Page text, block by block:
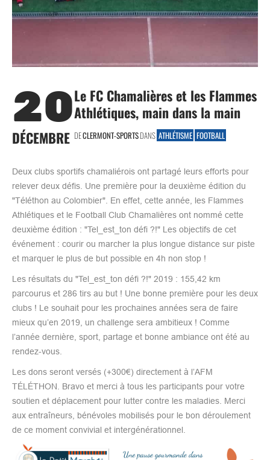
20
DÉCEMBRE
Le FC Chamalières et les Flammes
Athlétiques, main dans la main
DECLERMONT-SPORTSDANS ATHLÉTISME FOOTBALL
Deux clubs sportifs chamaliérois ont partagé leurs efforts pour
relever deux défis. Une première pour la deuxième édition du
"Téléthon au Colombier". En effet, cette année, les Flammes
Athlétiques et le Football Club Chamalières ont nommé cette
deuxième édition : "Tel_est_ton défi ?!" Les objectifs de cet
événement : courir ou marcher la plus longue distance sur piste
et marquer le plus de but possible en 4h non stop !
Les résultats du "Tel_est_ton défi ?!" 2019 : 155,42 km
parcourus et 286 tirs au but ! Une bonne première pour les deux
clubs ! Le souhait pour les prochaines années sera de faire
mieux qu’en 2019, un challenge sera ambitieux ! Comme
l’année dernière, sport, partage et bonne ambiance ont été au
rendez-vous.
Les dons seront versés (+300€) directement à l’AFM
TÉLÉTHON. Bravo et merci à tous les participants pour votre
soutien et déplacement pour lutter contre les maladies. Merci
aux entraîneurs, bénévoles mobilisés pour le bon déroulement
de ce moment convivial et intergénérationnel.